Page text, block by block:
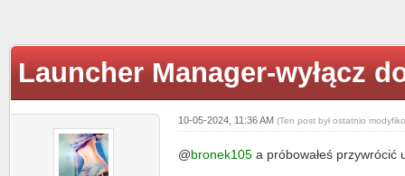
Launcher Manager-wyłącz
10-05-2024, 11:36 AM (Ten post był ostatnio
@bronek105a próbowałeś przywrócić